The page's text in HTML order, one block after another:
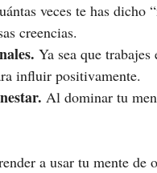
veces te has dicho
creencias.
Ya sea que
influir positivamente.
Al dominar tu
a usar tu mente de